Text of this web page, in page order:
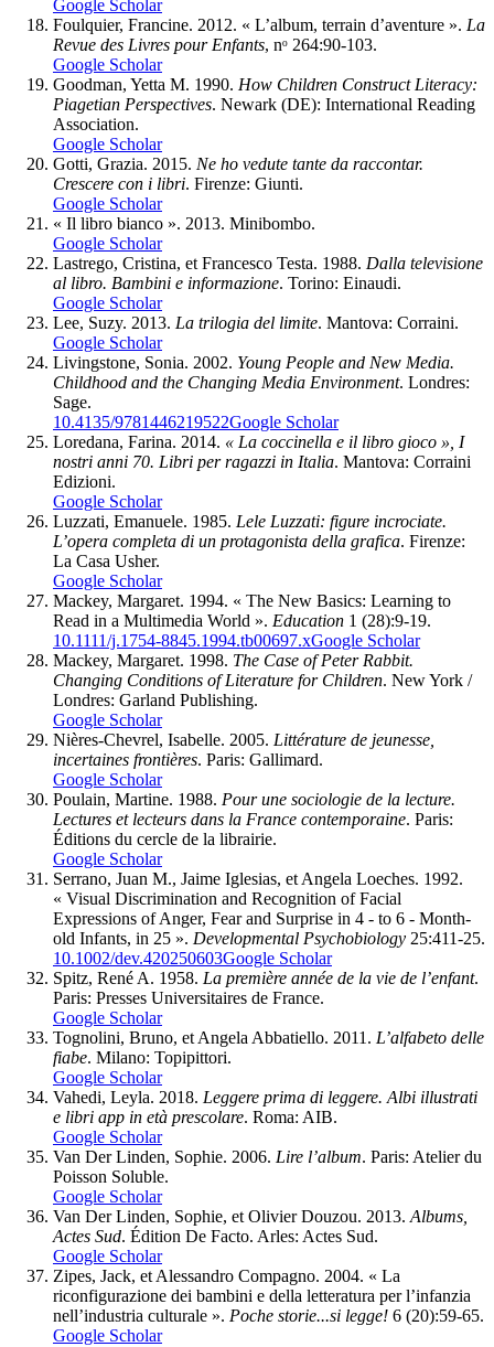
Google Scholar
Foulquier, Francine. 2012. « L’album, terrain d’aventure ». La
Revue des Livres pour Enfants, nᵒ 264:90‑103.
Google Scholar
Goodman, Yetta M. 1990. How Children Construct Literacy:
Piagetian Perspectives. Newark (DE): International Reading
Association.
Google Scholar
Gotti, Grazia. 2015. Ne ho vedute tante da raccontar.
Crescere con i libri. Firenze: Giunti.
Google Scholar
« Il libro bianco ». 2013. Minibombo.
Google Scholar
Lastrego, Cristina, et Francesco Testa. 1988. Dalla televisione
al libro. Bambini e informazione. Torino: Einaudi.
Google Scholar
Lee, Suzy. 2013. La trilogia del limite. Mantova: Corraini.
Google Scholar
Livingstone, Sonia. 2002. Young People and New Media.
Childhood and the Changing Media Environment. Londres:
Sage.
10.4135/9781446219522Google Scholar
Loredana, Farina. 2014. « La coccinella e il libro gioco », I
nostri anni 70. Libri per ragazzi in Italia. Mantova: Corraini
Edizioni.
Google Scholar
Luzzati, Emanuele. 1985. Lele Luzzati: figure incrociate.
L’opera completa di un protagonista della grafica. Firenze:
La Casa Usher.
Google Scholar
Mackey, Margaret. 1994. « The New Basics: Learning to
Read in a Multimedia World ». Education 1 (28):9‑19.
10.1111/j.1754-8845.1994.tb00697.xGoogle Scholar
Mackey, Margaret. 1998. The Case of Peter Rabbit.
Changing Conditions of Literature for Children. New York /
Londres: Garland Publishing.
Google Scholar
Nières-Chevrel, Isabelle. 2005. Littérature de jeunesse,
incertaines frontières. Paris: Gallimard.
Google Scholar
Poulain, Martine. 1988. Pour une sociologie de la lecture.
Lectures et lecteurs dans la France contemporaine. Paris:
Éditions du cercle de la librairie.
Google Scholar
Serrano, Juan M., Jaime Iglesias, et Angela Loeches. 1992.
« Visual Discrimination and Recognition of Facial
Expressions of Anger, Fear and Surprise in 4 - to 6 - Month-
old Infants, in 25 ». Developmental Psychobiology 25:411‑25.
10.1002/dev.420250603Google Scholar
Spitz, René A. 1958. La première année de la vie de l’enfant.
Paris: Presses Universitaires de France.
Google Scholar
Tognolini, Bruno, et Angela Abbatiello. 2011. L’alfabeto delle
fiabe. Milano: Topipittori.
Google Scholar
Vahedi, Leyla. 2018. Leggere prima di leggere. Albi illustrati
e libri app in età prescolare. Roma: AIB.
Google Scholar
Van Der Linden, Sophie. 2006. Lire l’album. Paris: Atelier du
Poisson Soluble.
Google Scholar
Van Der Linden, Sophie, et Olivier Douzou. 2013. Albums,
Actes Sud. Édition De Facto. Arles: Actes Sud.
Google Scholar
Zipes, Jack, et Alessandro Compagno. 2004. « La
riconfigurazione dei bambini e della letteratura per l’infanzia
nell’industria culturale ». Poche storie...si legge! 6 (20):59‑65.
Google Scholar